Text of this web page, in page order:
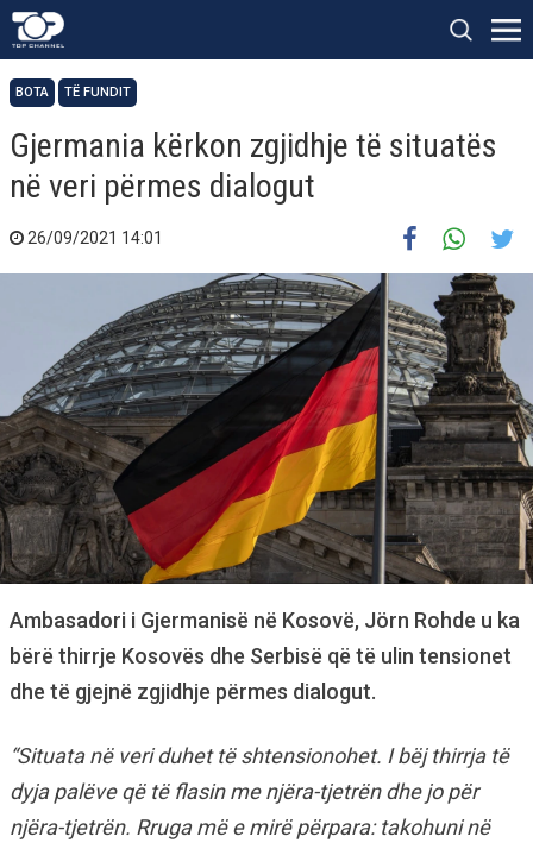
BOTA TË FUNDIT
Gjermania kërkon zgjidhje të situatës
në veri përmes dialogut
26/09/2021 14:01
Ambasadori i Gjermanisë në Kosovë, Jörn Rohde u ka
bërë thirrje Kosovës dhe Serbisë që të ulin tensionet
dhe të gjejnë zgjidhje përmes dialogut.
“Situata në veri duhet të shtensionohet. I bëj thirrja të
dyja palëve që të flasin me njëra-tjetrën dhe jo për
njëra-tjetrën. Rruga më e mirë përpara: takohuni në